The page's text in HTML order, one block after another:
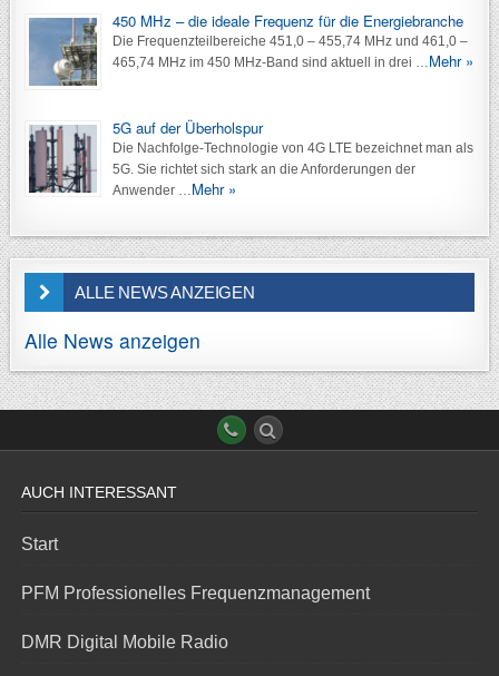
450 MHz – die ideale Frequenz für die Energiebranche
Die Frequenzteilbereiche 451,0 – 455,74 MHz und 461,0 –
465,74 MHz im 450 MHz-Band sind aktuell in drei … Mehr »
5G auf der Überholspur
Die Nachfolge-Technologie von 4G LTE bezeichnet man als
5G. Sie richtet sich stark an die Anforderungen der
Anwender … Mehr »
ALLE NEWS ANZEIGEN
Alle News anzeigen
AUCH INTERESSANT
Start
PFM Professionelles Frequenzmanagement
DMR Digital Mobile Radio